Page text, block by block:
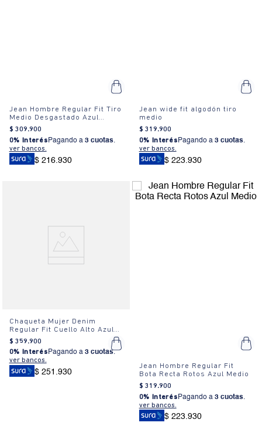
Jean Hombre Regular Fit Tiro
Medio Desgastado Azul
Oscuro
$ 309.900
0% Interés Pagando a 3 cuotas.
ver bancos.
$ 216.930
Jean wide fit algodón tiro
medio
$ 319.900
0% Interés Pagando a 3 cuotas.
ver bancos.
$ 223.930
Chaqueta Mujer Denim
Regular Fit Cuello Alto Azul
Medio
$ 359.900
0% InterésPagando a 3 cuotas.
ver bancos.
$ 251.930
Jean Hombre Regular Fit
Bota Recta Rotos Azul Medio
$ 319.900
0% Interés Pagando a 3 cuotas.
ver bancos.
$ 223.930